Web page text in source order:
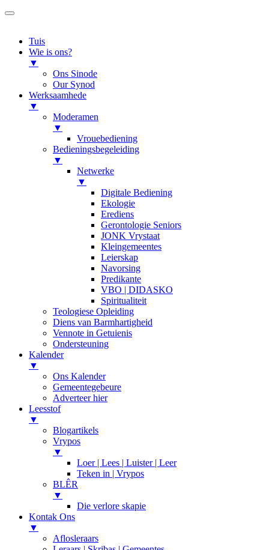
Tuis
Wie is ons?
▼
Ons Sinode
Our Synod
Werksaamhede
▼
Moderamen
▼
Vrouebediening
Bedieningsbegeleiding
▼
Netwerke
▼
Digitale Bediening
Ekologie
Erediens
Gerontologie Seniors
JONK Vrystaat
Kleingemeentes
Leierskap
Navorsing
Predikante
VBO | DIDASKO
Spiritualiteit
Teologiese Opleiding
Diens van Barmhartigheid
Vennote in Getuienis
Ondersteuning
Kalender
▼
Ons Kalender
Gemeentegebeure
Adverteer hier
Leesstof
▼
Blogartikels
Vrypos
▼
Loer | Lees | Luister | Leer
Teken in | Vrypos
BLÊR
▼
Die verlore skapie
Kontak Ons
▼
Aflosleraars